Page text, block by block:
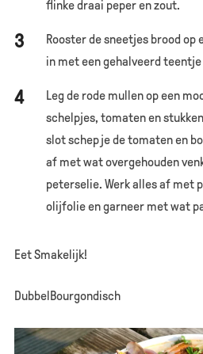
flinke draai peper en zout.
Rooster de sneetjes brood
in met een gehalveerd
Leg de rode mullen op een
schelpjes, tomaten en
slot schep je de tomaten en
af met wat overgehouden
peterselie. Werk alles af met
olijfolie en garneer met wat
Eet Smakelijk!
DubbelBourgondisch